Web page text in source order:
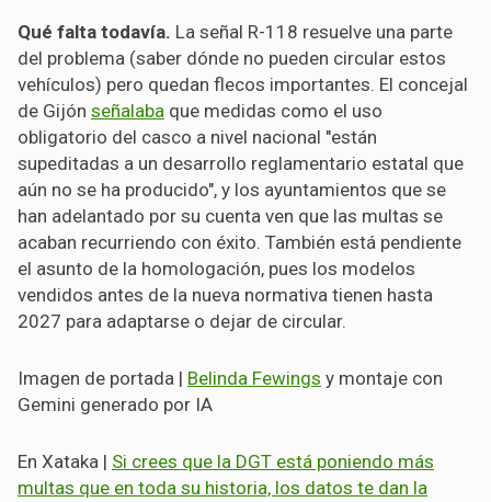
Qué falta todavía. La señal R-118 resuelve una parte
del problema (saber dónde no pueden circular estos
vehículos) pero quedan flecos importantes. El concejal
de Gijón señalaba que medidas como el uso
obligatorio del casco a nivel nacional "están
supeditadas a un desarrollo reglamentario estatal que
aún no se ha producido", y los ayuntamientos que se
han adelantado por su cuenta ven que las multas se
acaban recurriendo con éxito. También está pendiente
el asunto de la homologación, pues los modelos
vendidos antes de la nueva normativa tienen hasta
2027 para adaptarse o dejar de circular.
Imagen de portada | Belinda Fewings y montaje con
Gemini generado por IA
En Xataka | Si crees que la DGT está poniendo más
multas que en toda su historia, los datos te dan la